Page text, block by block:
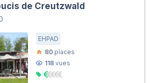
de Creutzwald
EHPAD
80 places
118 vues